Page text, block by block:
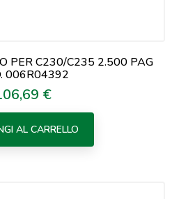
PER C230/C235 2.500 PAG
006R04392
€
AL CARRELLO